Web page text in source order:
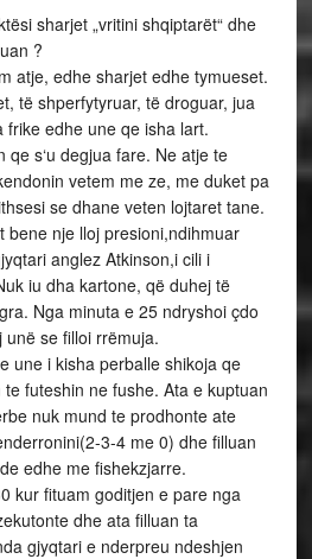
sharjet „vritini shqiptarët“ dhe
?
atje, edhe sharjet edhe tymueset.
të shperfytyruar, të droguar, jua
frike edhe une qe isha lart.
qe s‘u degjua fare. Ne atje te
vetem me ze, me duket pa
se dhane veten lojtaret tane.
bene nje lloj presioni,ndihmuar
anglez Atkinson,i cili i
iu dha kartone, që duhej të
Nga minuta e 25 ndryshoi çdo
se filloi rrëmuja.
une i kisha perballe shikoja qe
futeshin ne fushe. Ata e kuptuan
nuk mund te prodhonte ate
3-4 me 0) dhe filluan
edhe me fishekzjarre.
kur fituam goditjen e pare nga
dhe ata filluan ta
gjyqtari e nderpreu ndeshjen